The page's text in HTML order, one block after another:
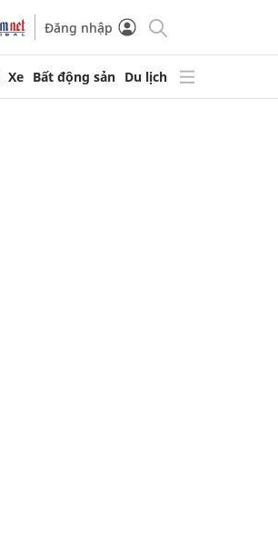
Đăng nhập
Xe Bất động sản Du lịch